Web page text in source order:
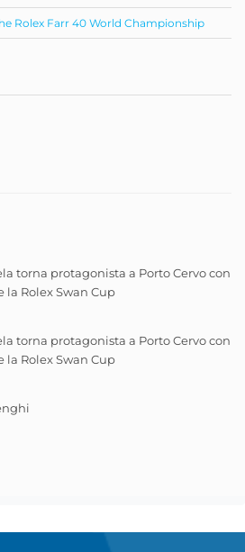
Rolex Farr 40 World Championship
torna protagonista a Porto Cervo con
la Rolex Swan Cup
torna protagonista a Porto Cervo con
la Rolex Swan Cup